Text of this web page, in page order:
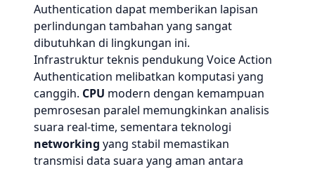
Authentication dapat memberikan lapisan
perlindungan tambahan yang sangat
dibutuhkan di lingkungan ini.
Infrastruktur teknis pendukung Voice Action
Authentication melibatkan komputasi yang
canggih. CPU modern dengan kemampuan
pemrosesan paralel memungkinkan analisis
suara real-time, sementara teknologi
networking yang stabil memastikan
transmisi data suara yang aman antara